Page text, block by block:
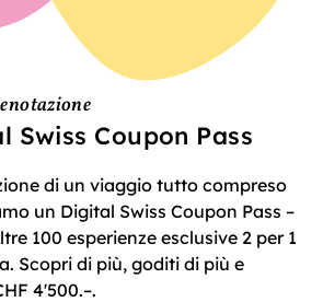
Coupon Pass
di un viaggio tutto compreso
un Digital Swiss Coupon Pass –
100 esperienze esclusive 2 per 1
Scopri di più, goditi di più e
4'500.–.